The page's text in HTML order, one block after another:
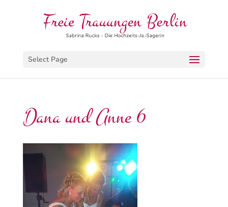
Select Page
Dana und Anne 6